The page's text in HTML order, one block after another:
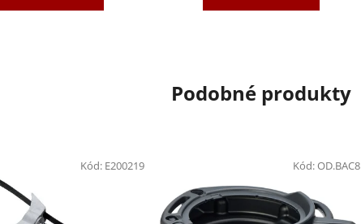
Podobné produkty
Kód: E200219 Kód:OD.BAC8